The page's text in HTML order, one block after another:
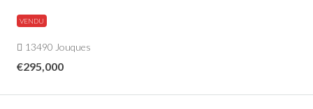
VENDU
13490 Jouques
€295,000